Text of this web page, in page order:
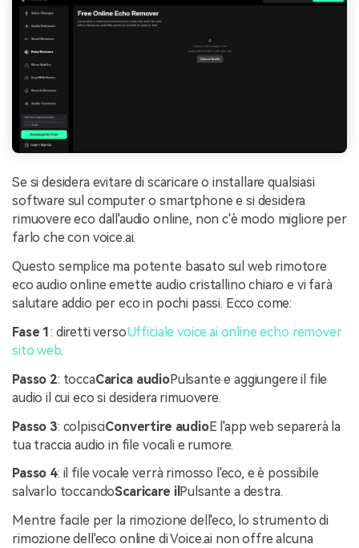
Se si desidera evitare di scaricare o installare qualsiasi
software sul computer o smartphone e si desidera
rimuovere eco dall'audio online, non c'è modo migliore per
farlo che con voice.ai.
Questo semplice ma potente basato sul web rimotore
eco audio online emette audio cristallino chiaro e vi farà
salutare addio per eco in pochi passi. Ecco come:
Fase 1: diretti versoUfficiale voice.ai online echo remover
sito web.
Passo 2: toccaCarica audioPulsante e aggiungere il file
audio il cui eco si desidera rimuovere.
Passo 3: colpisciConvertire audioE l'app web separerà la
tua traccia audio in file vocali e rumore.
Passo 4: il file vocale verrà rimosso l'eco, e è possibile
salvarlo toccandoScaricare il Pulsante a destra.
Mentre facile per la rimozione dell'eco, lo strumento di
rimozione dell'eco online di Voice.ai non offre alcuna